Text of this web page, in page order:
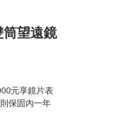
望遠鏡
元享鏡片表
保固內一年